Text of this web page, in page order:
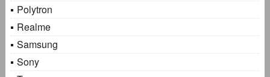
Polytron
Realme
Samsung
Sony